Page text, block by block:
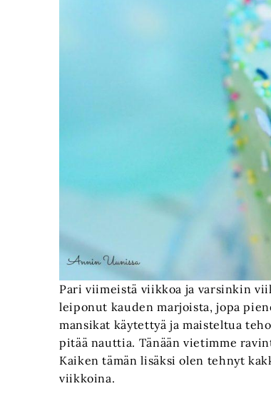
Pari viimeistä viikkoa ja varsinkin
leiponut kauden marjoista, jopa
mansikat käytettyä ja maisteltua
pitää nauttia. Tänään vietimme
Kaiken tämän lisäksi olen tehnyt
viikkoina.